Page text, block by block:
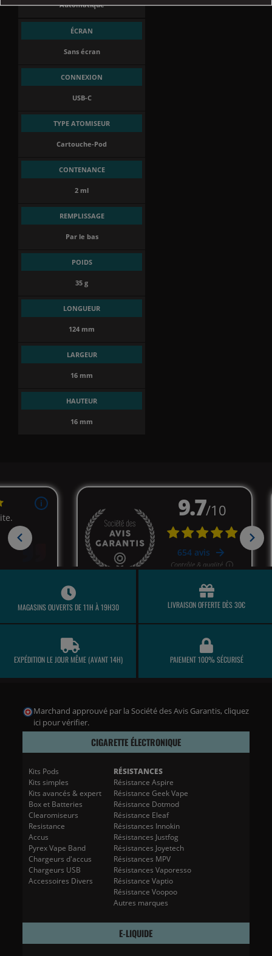
Automatique
ÉCRAN
Sans écran
CONNEXION
USB-C
TYPE ATOMISEUR
Cartouche-Pod
CONTENANCE
2 ml
REMPLISSAGE
Par le bas
POIDS
35 g
LONGUEUR
124 mm
LARGEUR
16 mm
HAUTEUR
16 mm
MAGASINS OUVERTS DE 11H À 19H30 LIVRAISON OFFERTE DÈS 30€
EXPÉDITION LE JOUR MÊME (AVANT 14H) PAIEMENT 100% SÉCURISÉ
Marchand approuvé par la Société des Avis Garantis, cliquez
ici pour vérifier.
CIGARETTE ÉLECTRONIQUE
Kits Pods
Kits simples
Kits avancés & expert
Box et Batteries
Clearomiseurs
Resistance
Accus
Pyrex Vape Band
Chargeurs d'accus
Chargeurs USB
Accessoires Divers
RÉSISTANCES
Résistance Aspire
Résistance Geek Vape
Résistance Dotmod
Résistance Eleaf
Résistances Innokin
Résistances Justfog
Résistances Joyetech
Résistances MPV
Résistances Vaporesso
Résistance Vaptio
Résistance Voopoo
Autres marques
E-LIQUIDE